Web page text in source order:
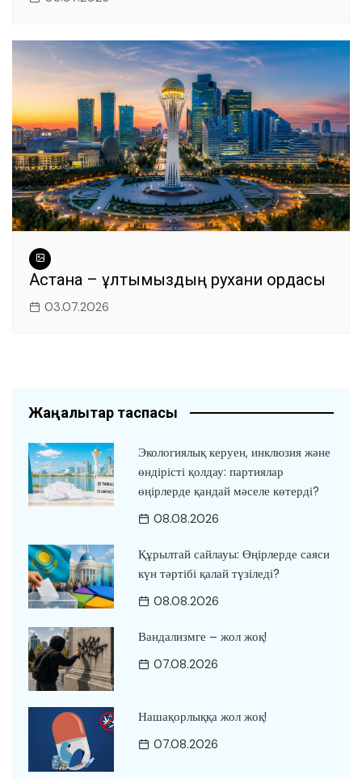
Астана – ұлтымыздың рухани ордасы
03.07.2026
Жаңалықтар таспасы
Экологиялық керуен, инклюзия және
өндірісті қолдау: партиялар
өңірлерде қандай мәселе көтерді?
08.08.2026
Құрылтай сайлауы: Өңірлерде саяси
күн тәртібі қалай түзіледі?
08.08.2026
Вандализмге – жол жоқ!
07.08.2026
Нашақорлыққа жол жоқ!
07.08.2026